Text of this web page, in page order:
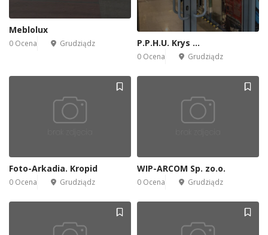
Meblolux
0 Ocena Grudziądz P.P.H.U. Krys …
0 Ocena Grudziądz
Foto-Arkadia. Kropid
0 Ocena Grudziądz
WIP-ARCOM Sp. zo.o.
0 Ocena Grudziądz